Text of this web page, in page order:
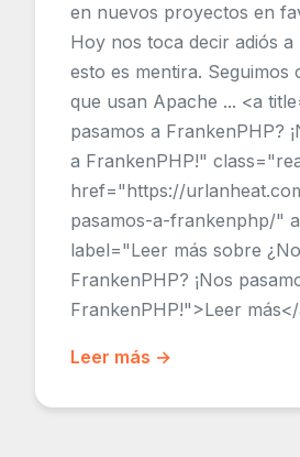
en nuevos proyectos en
Hoy nos toca decir adiós a
esto es mentira. Seguimos
que usan Apache ... <a
pasamos a FrankenPHP?
a FrankenPHP!"
href="https://
pasamos-a-frankenphp/"
label="Leer más sobre
FrankenPHP? ¡Nos
FrankenPHP!">Leer
Leer más →